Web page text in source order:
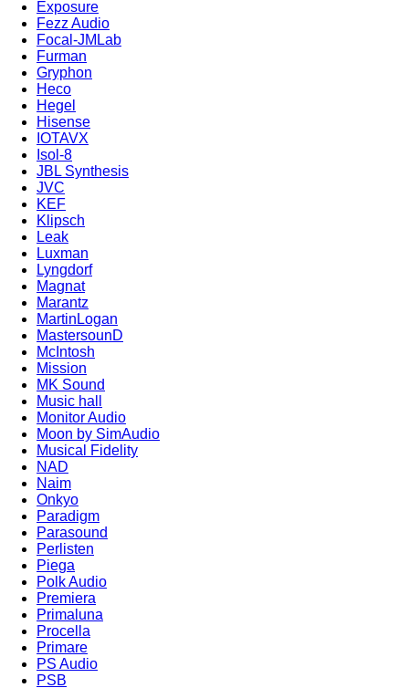
Exposure
Fezz Audio
Focal-JMLab
Furman
Gryphon
Heco
Hegel
Hisense
IOTAVX
Isol-8
JBL Synthesis
JVC
KEF
Klipsch
Leak
Luxman
Lyngdorf
Magnat
Marantz
MartinLogan
MastersounD
McIntosh
Mission
MK Sound
Music hall
Monitor Audio
Moon by SimAudio
Musical Fidelity
NAD
Naim
Onkyo
Paradigm
Parasound
Perlisten
Piega
Polk Audio
Premiera
Primaluna
Procella
Primare
PS Audio
PSB